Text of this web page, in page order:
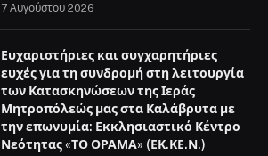
7 Αυγούστου 2026
Ευχαριστήριες και συγχαρητήριες
ευχές για τη συνδρομή στη λειτουργία
των Κατασκηνώσεων της Ιεράς
Μητροπόλεώς μας στα Καλάβρυτα με
την επωνυμία: Εκκλησιαστικό Κέντρο
Νεότητας «ΤΟ ΟΡΑΜΑ» (ΕΚ.ΚΕ.Ν.)